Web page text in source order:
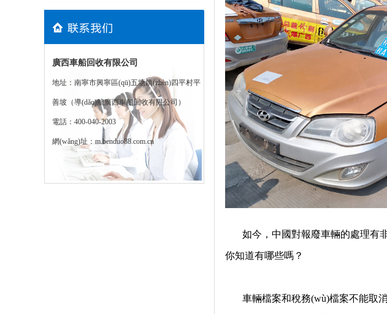
廣西車船回收有限公司
地址：南寧市興寧區(qū)五塘鎮(zhèn)四平村平
善坡（導(dǎo)航廣西車船回收有限公司）
電話：400-040-2003
網(wǎng)址： m.benduo88.com.cn
如今，中國對報廢車輛的處理有非
你知道有哪些嗎？
車輛檔案和稅務(wù)檔案不能取